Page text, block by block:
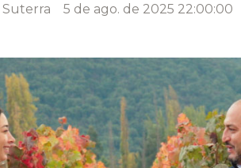
Suterra 5 de ago. de 2025 22:00:00